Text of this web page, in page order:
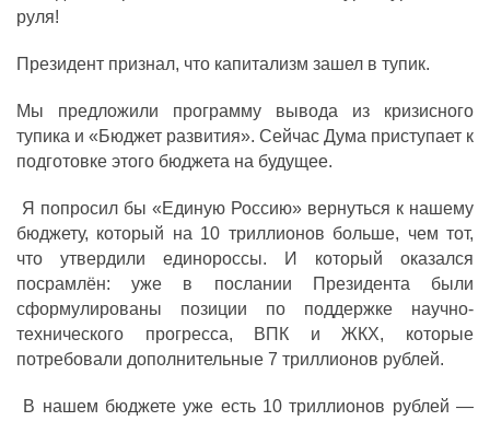
руля!
Президент признал, что капитализм зашел в тупик.
Мы предложили программу вывода из кризисного
тупика и «Бюджет развития». Сейчас Дума приступает к
подготовке этого бюджета на будущее.
Я попросил бы «Единую Россию» вернуться к нашему
бюджету, который на 10 триллионов больше, чем тот,
что утвердили единороссы. И который оказался
посрамлён: уже в послании Президента были
сформулированы позиции по поддержке научно-
технического прогресса, ВПК и ЖКХ, которые
потребовали дополнительные 7 триллионов рублей.
В нашем бюджете уже есть 10 триллионов рублей —